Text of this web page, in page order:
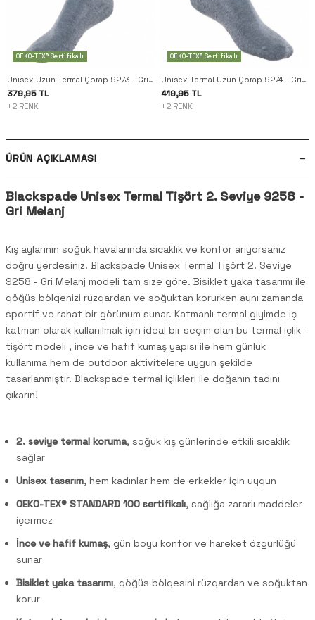
OEKO-TEX® Sertifikalı
Unisex Uzun Termal Çorap 9273 - Gri Melanj
379,95 TL
+2 RENK
OEKO-TEX® Sertifikalı
Unisex Termal Uzun Çorap 9274 - Gri Melanj
419,95 TL
+2 RENK
ÜRÜN AÇIKLAMASI
Blackspade Unisex Termal Tişört 2. Seviye 9258 -
Gri Melanj
Kış aylarının soğuk havalarında sıcaklık ve konfor arıyorsanız
doğru yerdesiniz. Blackspade Unisex Termal Tişört 2. Seviye
9258 - Gri Melanj modeli tam size göre. Bisiklet yaka tasarımı ile
göğüs bölgenizi rüzgardan ve soğuktan korurken aynı zamanda
sportif ve rahat bir görünüm sunar. Katmanlı termal giyimde iç
katman olarak kullanılmak için ideal bir seçim olan bu termal içlik -
tişört modeli , ince ve hafif kumaş yapısı ile hem günlük
kullanıma hem de outdoor aktivitelere uygun şekilde
tasarlanmıştır. Blackspade termal içlikleri ile doğanın tadını
çıkarın!
2. seviye termal koruma, soğuk kış günlerinde etkili sıcaklık
sağlar
Unisex tasarım, hem kadınlar hem de erkekler için uygun
OEKO-TEX® STANDARD 100 sertifikalı, sağlığa zararlı maddeler
içermez
İnce ve hafif kumaş, gün boyu konfor ve hareket özgürlüğü
sunar
Bisiklet yaka tasarımı, göğüs bölgesini rüzgardan ve soğuktan
korur